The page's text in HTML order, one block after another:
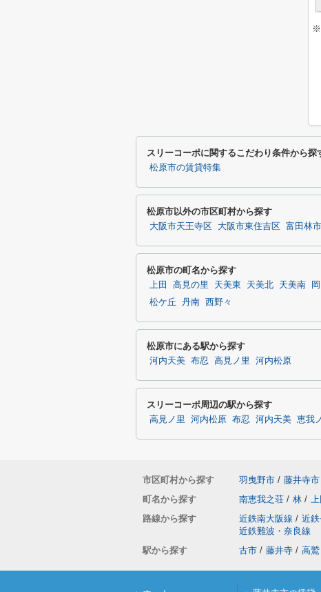
※
スリーコーポに関するこだわり条件から探
松原市の賃貸特集
松原市以外の市区町村から探す
大阪市天王寺区 大阪市東住吉区 富田林市
松原市の町名から探す
上田 高見の里 天美東 天美北 天美南 岡
松ケ丘
丹南 西野々
松原市にある駅から探す
河内天美 布忍 高見ノ里 河内松原
スリーコーポ周辺の駅から探す
高見ノ里 河内松原 布忍 河内天美 恵我
市区町村から探す 羽曳野市 / 藤井寺市
町名から探す
南恵我之荘 / 林 / 上
路線から探す
近鉄南大阪線 / 近
近鉄難波・奈良線
駅から探す
古市 / 藤井寺 / 高鷲